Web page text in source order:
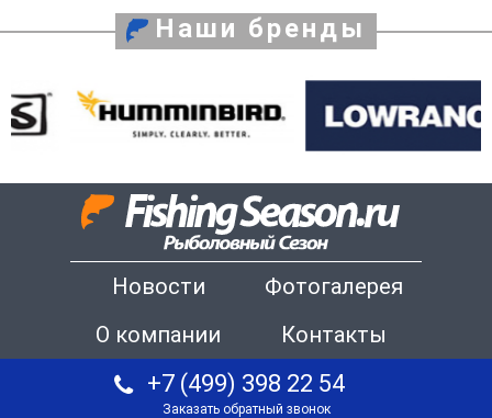
Наши бренды
Новости
Фотогалерея
О компании
Контакты
+7 (499) 398 22 54
Заказать обратный звонок